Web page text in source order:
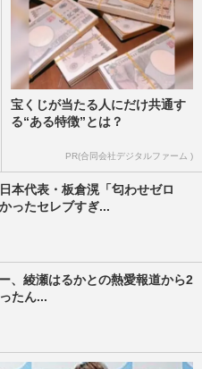
宝くじが当たる人にだけ共通す
る“ある特徴”とは？
PR(合同会社デジタルファーム )
本代表・板倉滉「匂わせゼロ
ったセレブすぎ...
、綾瀬はるかとの熱愛報道から2
たん...